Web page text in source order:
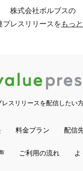
株式会社ボルブスの
プレスリリースをもっ
レスリリースを配信したい
料金プラン 配信
ご利用の流れ よ